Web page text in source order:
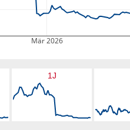
Mär 2026
1J